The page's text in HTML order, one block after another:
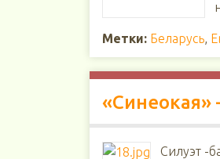
Метки: Беларусь,
«Синеокая»
Силуэт -